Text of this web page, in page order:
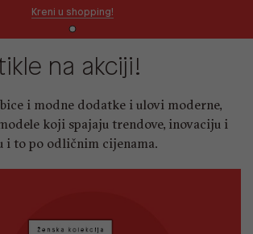
Kreni u shopping!
na akciji!
i modne dodatke i ulovi moderne,
koji spajaju trendove, inovaciju i
i to po odličnim cijenama.